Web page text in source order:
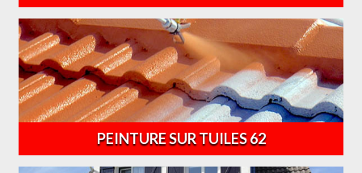
PEINTURE SUR TUILES 62